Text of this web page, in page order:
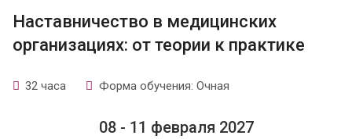
Наставничество в медицинских
организациях: от теории к практике
32 часа Форма обучения: Очная
08 - 11 февраля 2027